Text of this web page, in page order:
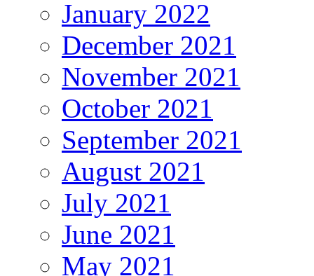
January 2022
December 2021
November 2021
October 2021
September 2021
August 2021
July 2021
June 2021
May 2021